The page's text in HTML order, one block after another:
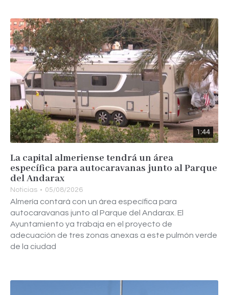
1:44
La capital almeriense tendrá un área
específica para autocaravanas junto al Parque
del Andarax
Noticias 05/08/2026
Almería contará con un área específica para
autocaravanas junto al Parque del Andarax. El
Ayuntamiento ya trabaja en el proyecto de
adecuación de tres zonas anexas a este pulmón verde
de la ciudad